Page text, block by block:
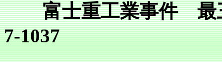
富士重工業事件 最三
7‐1037